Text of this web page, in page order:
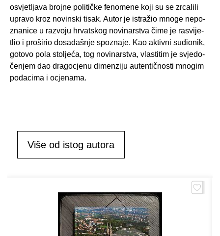
os­vjet­lja­va broj­ne po­li­ti­čke fe­no­me­ne koji su se zr­ca­li­li
up­ra­vo kroz no­vin­ski tisak. Autor je is­tra­žio mnoge ne­po­
zna­ni­ce u raz­vo­ju hr­vat­skog no­vi­nar­stva čime je ra­svi­je­
tlio i pro­ši­rio do­sa­da­šnje spo­zna­je. Kao ak­tiv­ni su­dio­nik,
go­to­vo pola sto­lje­ća, tog no­vi­nar­stva, vla­sti­tim je svje­do­
če­njem dao dra­go­cje­nu di­men­zi­ju au­ten­tič­no­sti mno­gim
po­da­ci­ma i oc­je­na­ma.
Više od istog autora